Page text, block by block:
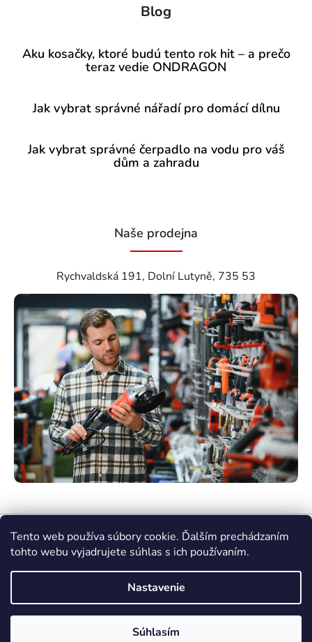
Tento web používa súbory cookie. Ďalším prechádzaním
tohto webu vyjadrujete súhlas s ich používaním.
Nastavenie
Súhlasím
Blog
Aku kosačky, ktoré budú tento rok hit – a prečo
teraz vedie ONDRAGON
Jak vybrat správné nářadí pro domácí dílnu
Jak vybrat správné čerpadlo na vodu pro váš
dům a zahradu
Naše prodejna
Rychvaldská 191, Dolní Lutyně, 735 53
Vytvoril Shoptet Premium
nasenaradie.sk